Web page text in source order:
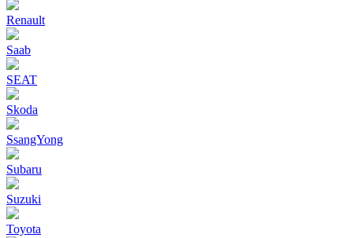
Renault
Saab
SEAT
Skoda
SsangYong
Subaru
Suzuki
Toyota